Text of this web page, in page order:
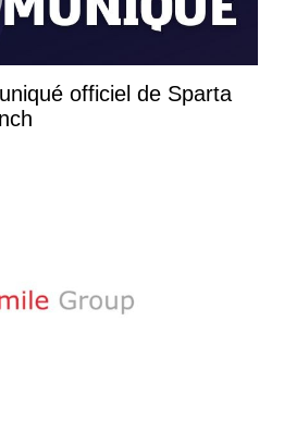
officiel de Sparta